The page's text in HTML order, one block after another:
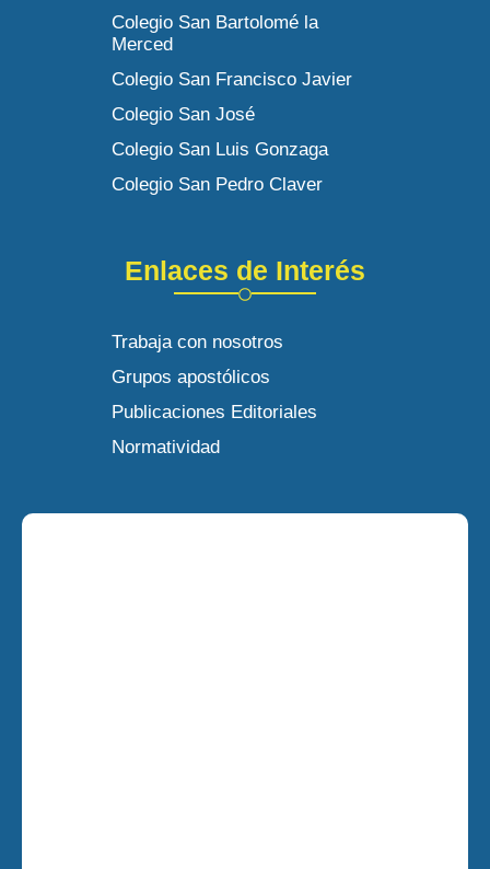
Colegio San Bartolomé la
Merced
Colegio San Francisco Javier
Colegio San José
Colegio San Luis Gonzaga
Colegio San Pedro Claver
Enlaces de Interés
Trabaja con nosotros
Grupos apostólicos
Publicaciones Editoriales
Normatividad